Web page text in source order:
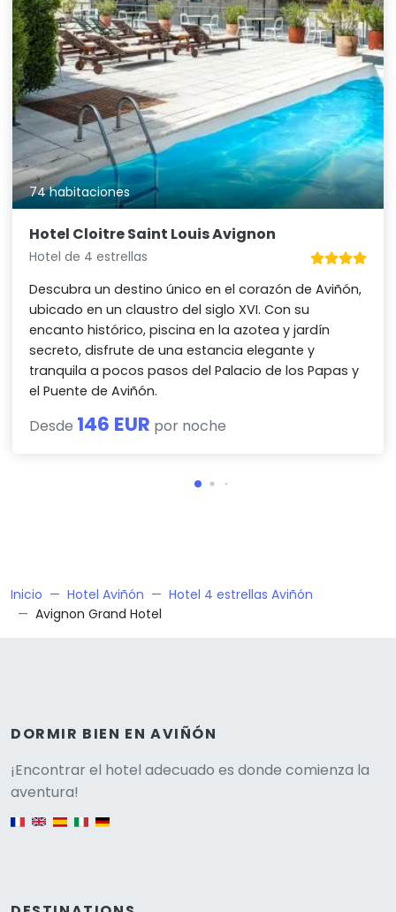
74 habitaciones
Hotel Cloitre Saint Louis Avignon
Hotel de 4 estrellas
Descubra un destino único en el corazón de Aviñón,
ubicado en un claustro del siglo XVI. Con su
encanto histórico, piscina en la azotea y jardín
secreto, disfrute de una estancia elegante y
tranquila a pocos pasos del Palacio de los Papas y
el Puente de Aviñón.
Desde 146 EUR por noche
Inicio Hotel Aviñón
Hotel 4 estrellas Aviñón
Avignon Grand Hotel
DORMIR BIEN EN AVIÑÓN
¡Encontrar el hotel adecuado es donde comienza la
aventura!
English version